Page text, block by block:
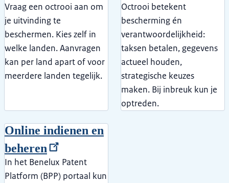
Vraag een octrooi aan om
je uitvinding te
beschermen. Kies zelf in
welke landen. Aanvragen
kan per land apart of voor
meerdere landen tegelijk.
Octrooi betekent
bescherming én
verantwoordelijkheid:
taksen betalen, gegevens
actueel houden,
strategische keuzes
maken. Bij inbreuk kun je
optreden.
Online indienen en
beheren
In het Benelux Patent
Platform (BPP) portaal kun